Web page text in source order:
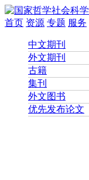
首页 资源 专题 服务
中文期刊
外文期刊
古籍
集刊
外文图书
优先发布论文